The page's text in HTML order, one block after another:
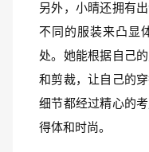
另外，小晴还拥有
不同的服装来凸显
处。她能根据自己
和剪裁，让自己的
细节都经过精心的
得体和时尚。